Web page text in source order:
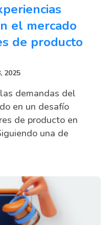
el mercado
de producto
2025
demandas del
en un desafío
de producto en
una de